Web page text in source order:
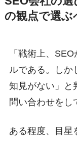
の観点で選ぶ
「戦術上、
ルである。しか
知見がない」と
問い合わせをし
ある程度、目星